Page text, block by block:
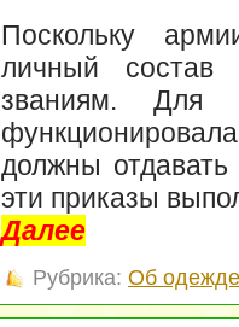
Поскольку
личный состав
званиям. Для
должны
эти приказы
Далее
Рубрика: Об одежде